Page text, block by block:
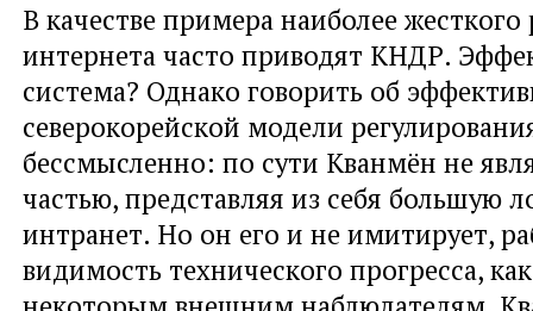
В качестве примера наиболее
интернета часто приводят КНДР.
система? Однако говорить об
северокорейской модели
бессмысленно: по сути Кванмён не
частью, представляя из себя большую
интранет. Но он его и не имитирует,
видимость технического прогресса,